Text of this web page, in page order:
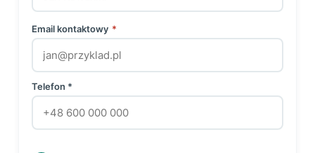
Email kontaktowy *
Telefon *